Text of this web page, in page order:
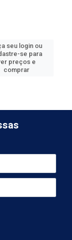
seu login ou
se para
preços e
comprar